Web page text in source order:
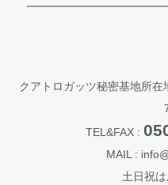
クアトロガッツ秘密基地所
TEL&FAX :
MAIL :
土日祝は